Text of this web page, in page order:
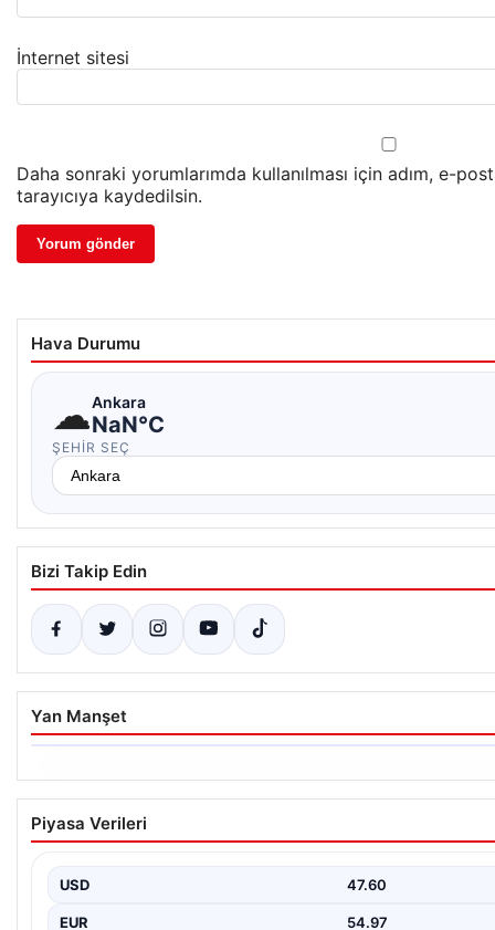
İnternet sitesi
Daha sonraki yorumlarımda kullanılması için adım, e-
tarayıcıya kaydedilsin.
Hava Durumu
☁Ankara
NaN°C
ŞEHIR SEÇ
Bizi Takip Edin
Yan Manşet
06.08.2026
Ertuğrul Özkök’ün Hakaret İddialarına İfade
Ünlü gazeteci ve yazar Ertuğrul Özkök, Cumhurbaşkanına
Piyasa Verileri
USD 47.60
EUR 54.97